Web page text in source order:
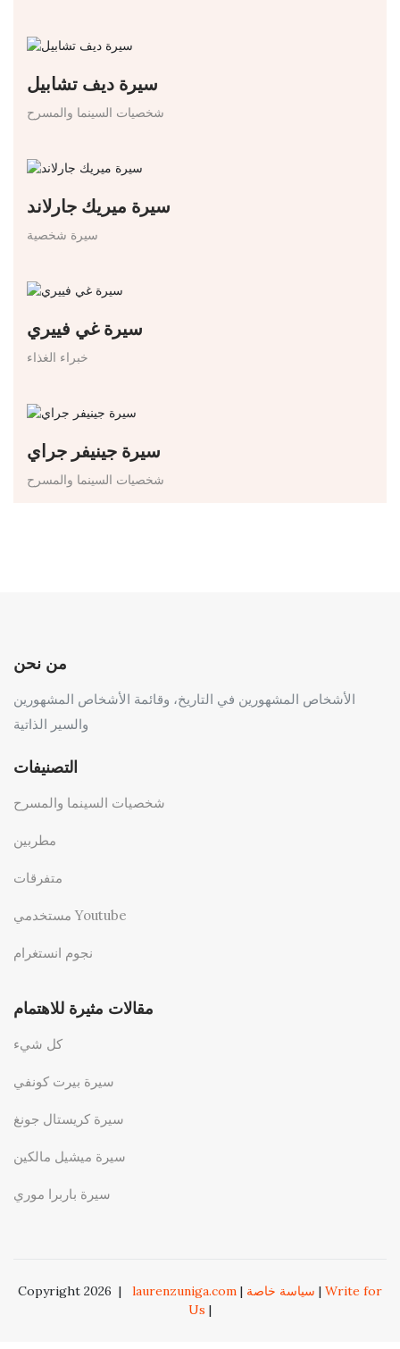
سيرة ديف تشابيل
شخصيات السينما والمسرح
سيرة ميريك جارلاند
سيرة شخصية
سيرة غي فييري
خبراء الغذاء
سيرة جينيفر جراي
شخصيات السينما والمسرح
من نحن
الأشخاص المشهورين في التاريخ، وقائمة الأشخاص المشهورين
والسير الذاتية
التصنيفات
شخصيات السينما والمسرح
مطربين
متفرقات
مستخدمي Youtube
نجوم انستغرام
مقالات مثيرة للاهتمام
كل شيء
سيرة بيرت كونفي
سيرة كريستال جونغ
سيرة ميشيل مالكين
سيرة باربرا موري
Copyright 2026 | laurenzuniga.com | سياسة خاصة | Write for
Us |